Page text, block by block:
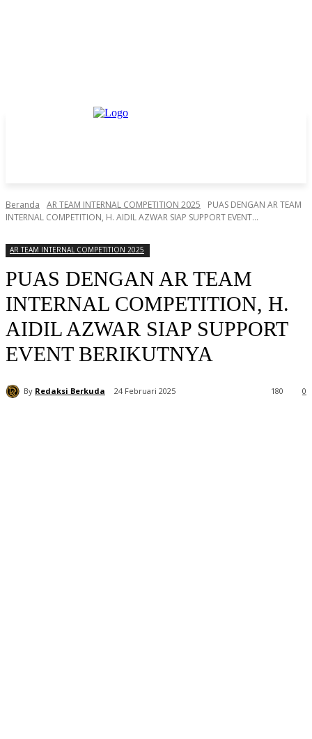
Beranda AR TEAM INTERNAL COMPETITION 2025
PUAS DENGAN AR TEAM
INTERNAL COMPETITION, H. AIDIL AZWAR SIAP SUPPORT EVENT...
AR TEAM INTERNAL COMPETITION 2025
PUAS DENGAN AR TEAM
INTERNAL COMPETITION, H.
AIDIL AZWAR SIAP SUPPORT
EVENT BERIKUTNYA
By Redaksi Berkuda 24 Februari 2025 0
180